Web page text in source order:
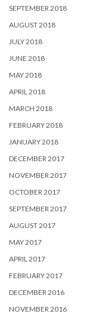
SEPTEMBER 2018
AUGUST 2018
JULY 2018
JUNE 2018
MAY 2018
APRIL 2018
MARCH 2018
FEBRUARY 2018
JANUARY 2018
DECEMBER 2017
NOVEMBER 2017
OCTOBER 2017
SEPTEMBER 2017
AUGUST 2017
MAY 2017
APRIL 2017
FEBRUARY 2017
DECEMBER 2016
NOVEMBER 2016